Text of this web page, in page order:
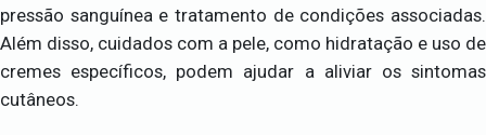
pressão sanguínea e tratamento de condições associadas.
Além disso, cuidados com a pele, como hidratação e uso de
cremes específicos, podem ajudar a aliviar os sintomas
cutâneos.